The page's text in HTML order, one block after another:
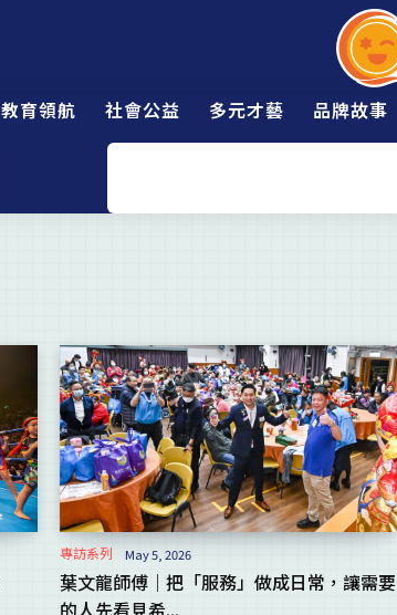
教育領航 社會公益 多元才藝 品牌故事
專訪系列 May 5, 2026
葉文龍師傅｜把「服務」做成日常，讓需要